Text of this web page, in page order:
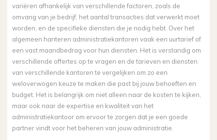
variëren afhankelijk van verschillende factoren, zoals de
omvang van je bedrijf, het aantal transacties dat verwerkt moet
worden, en de specifieke diensten die je nodig hebt. Over het
algemeen hanteren administratiekantoren vaak een uurtarief of
een vast maandbedrag voor hun diensten. Het is verstandig om
verschillende offertes op te vragen en de tarieven en diensten
van verschillende kantoren te vergelijken om zo een
weloverwogen keuze te maken die past bij jouw behoeften en
budget. Het is belangrijk om niet alleen naar de kosten te kijken,
maar ook naar de expertise en kwaliteit van het
administratiekantoor om ervoor te zorgen dat je een goede
partner vindt voor het beheren van jouw administratie.